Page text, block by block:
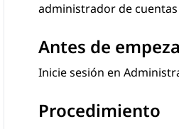
administrador de
Antes de
Inicie sesión en
Procedimiento